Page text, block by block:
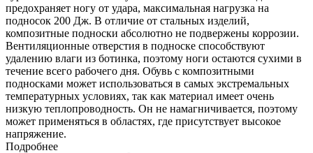
предохраняет ногу от удара, максимальная нагрузка на
подносок 200 Дж. В отличие от стальных изделий,
композитные подноски абсолютно не подвержены коррозии.
Вентиляционные отверстия в подноске способствуют
удалению влаги из ботинка, поэтому ноги остаются сухими в
течение всего рабочего дня. Обувь с композитными
подносками может использоваться в самых экстремальных
температурных условиях, так как материал имеет очень
низкую теплопроводность. Он не намагничивается, поэтому
может применяться в областях, где присутствует высокое
напряжение.
Подробнее